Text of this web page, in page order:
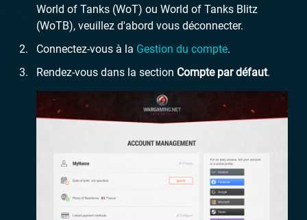
World of Tanks (WoT) ou World of Tanks Blitz
(WoTB), veuillez d'abord vous déconnecter.
Connectez-vous à la Gestion du compte.
Rendez-vous dans la section Compte par défaut.